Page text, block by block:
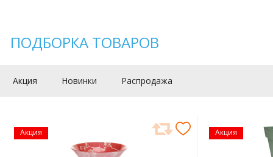
ПОДБОРКА ТОВАРОВ
Акция Новинки Распродажа
Акция Акция